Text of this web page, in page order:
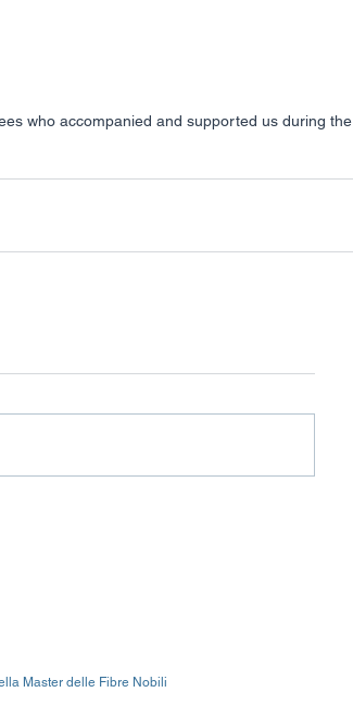
who accompanied and supported us during the
Master delle Fibre Nobili